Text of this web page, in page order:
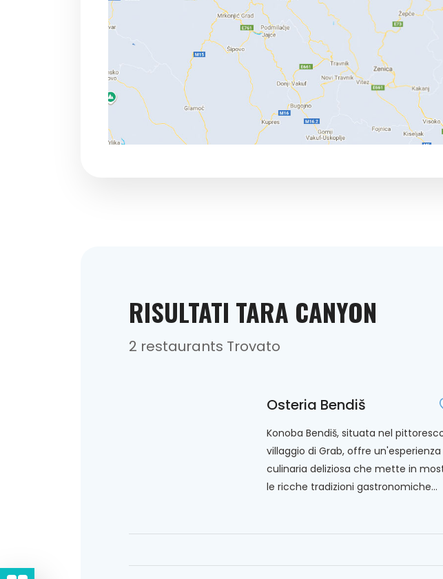
RISULTATI TARA CANYON
2 restaurants Trovato
Osteria Bendiš
Konoba Bendiš, situata nel
villaggio di Grab, offre un'esperienza
culinaria deliziosa che mette in
le ricche tradizioni gastronomiche...